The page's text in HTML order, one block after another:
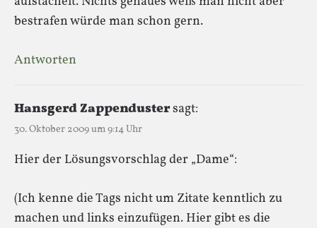
bestrafen würde man schon gern.
Antworten
Hansgerd Zappendustersagt:
30. Oktober 2009 um 9:14 Uhr
Hier der Lösungsvorschlag der „Dame“:
(Ich kenne die Tags nicht um Zitate kenntlich zu
machen und links einzufügen. Hier gibt es die